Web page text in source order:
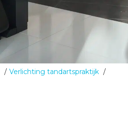
Verlichting tandartspraktijk